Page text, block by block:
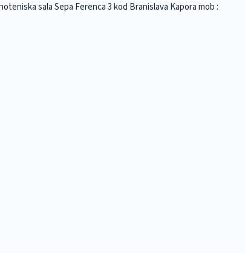
sala Sepa Ferenca 3 kod Branislava Kapora mob :